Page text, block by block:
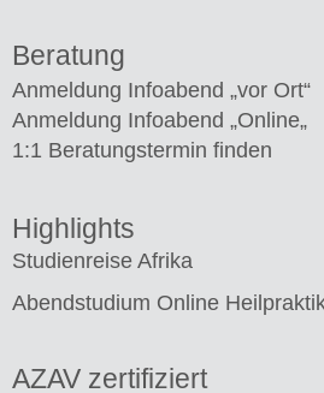
Beratung
Anmeldung Infoabend „vor Ort“
Anmeldung Infoabend „Online„
1:1 Beratungstermin finden
Highlights
Studienreise Afrika
Abendstudium Online
AZAV zertifiziert